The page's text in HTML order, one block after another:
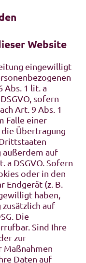
Website
eingewilligt
Abs. 1 lit. a
sofern
Art. 9 Abs. 1
Falle einer
Übertragung
auf
a DSGVO. Sofern
oder in den
(z. B.
haben,
auf
Die
Sind Ihre
zur
Maßnahmen
Daten auf